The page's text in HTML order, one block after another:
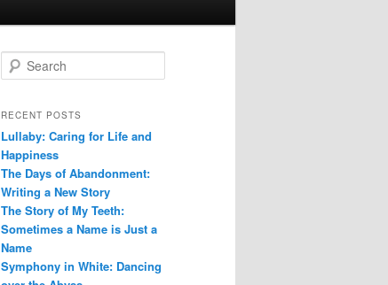
e
r
h
RECENT POSTS
Lullaby: Caring for Life and
Happiness
The Days of Abandonment:
Writing a New Story
The Story of My Teeth:
Sometimes a Name is Just a
Name
Symphony in White: Dancing